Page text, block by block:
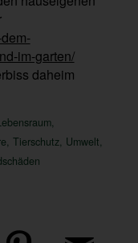
im-garten/
daheim
,
, Tierschutz, Umwelt,